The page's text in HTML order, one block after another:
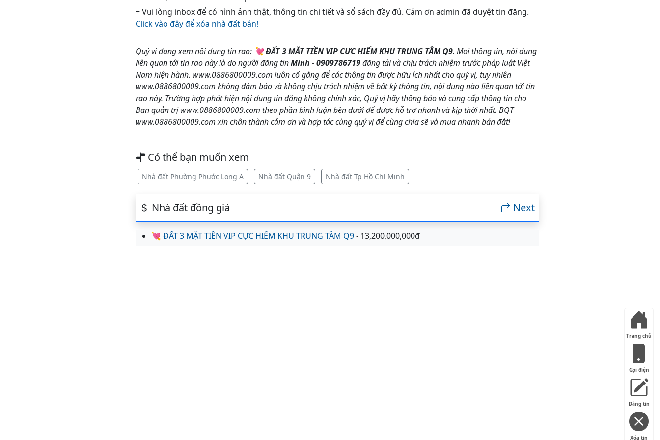
+ Vui lòng inbox để có hình ảnh thật, thông tin chi tiết và sổ sách đầy đủ. Cảm ơn admin đã duyệt tin đăng.
Click vào đây để xóa nhà đất bán!
Quý vị đang xem nội dung tin rao: 💘 ĐẤT 3 MẶT TIỀN VIP CỰC HIẾM KHU TRUNG TÂM Q9. Mọi thông tin, nội dung
liên quan tới tin rao này là do người đăng tinMinh - 0909786719đăng tải và chịu trách nhiệm trước pháp luật Việt
Nam hiện hành. www.0886800009.com luôn cố gắng để các thông tin được hữu ích nhất cho quý vị, tuy nhiên
www.0886800009.com không đảm bảo và không chịu trách nhiệm về bất kỳ thông tin, nội dung nào liên quan tới tin
rao này. Trường hợp phát hiện nội dung tin đăng không chính xác, Quý vị hãy thông báo và cung cấp thông tin cho
Ban quản trị www.0886800009.com theo phần bình luận bên dưới để được hỗ trợ nhanh và kịp thời nhất. BQT
www.0886800009.com xin chân thành cảm ơn và hợp tác cùng quý vị để cùng chia sẽ và mua nhanh bán đắt!
Có thể bạn muốn xem
Nhà đất Phường Phước Long A Nhà đất Quận 9 Nhà đất Tp Hồ Chí Minh
Nhà đất đồng giá Next
💘 ĐẤT 3 MẶT TIỀN VIP CỰC HIẾM KHU TRUNG TÂM Q9- 13,200,000,000đ
Trang chủ
Gọi điện
Đăng tin
Xóa tin